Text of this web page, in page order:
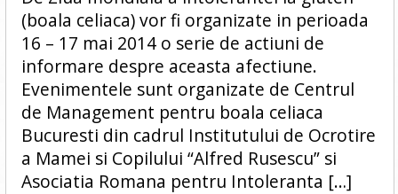
(boala celiaca) vor fi organizate in perioada
16 – 17 mai 2014 o serie de actiuni de
informare despre aceasta afectiune.
Evenimentele sunt organizate de Centrul
de Management pentru boala celiaca
Bucuresti din cadrul Institutului de Ocrotire
a Mamei si Copilului “Alfred Rusescu” si
Asociatia Romana pentru Intoleranta […]